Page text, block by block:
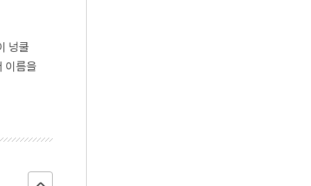
넝쿨
이름을